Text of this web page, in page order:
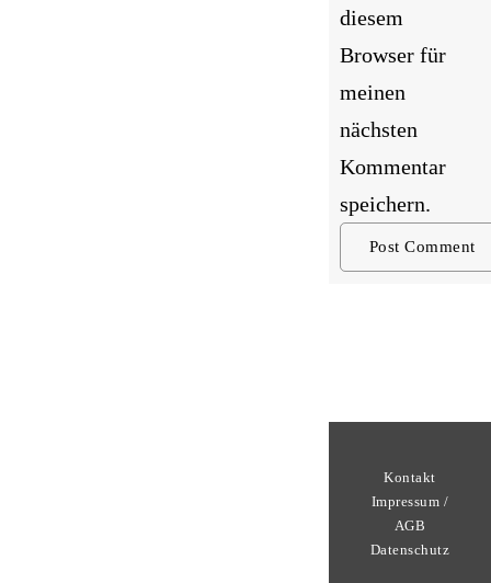
diesem
Browser für
meinen
nächsten
Kommentar
speichern.
Kontakt
Impressum /
AGB
Datenschutz